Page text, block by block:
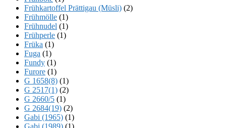
Frühkartoffel Prättigau (Müsli) (2)
Frühmölle (1)
Frühnudel (1)
Frühperle (1)
Früka (1)
Fuga (1)
Fundy (1)
Furore (1)
G 1658(8) (1)
G 2517(1) (2)
G 2660/5 (1)
G 2684(19) (2)
Gabi (1965) (1)
Gabi (1989) (1)